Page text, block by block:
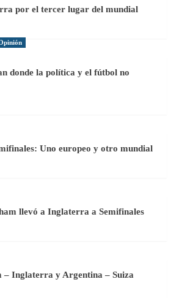
por el tercer lugar del mundial
donde la política y el fútbol no
Uno europeo y otro mundial
llevó a Inglaterra a Semifinales
– Inglaterra y Argentina – Suiza